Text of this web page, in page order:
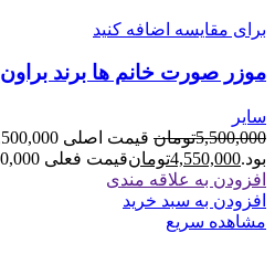
برای مقایسه اضافه کنید
موزر صورت خانم ها برند براون
سایر
5,500,000تومان
بود.4,550,000تومانقیمت فعلی 4,550,000تومان است.
افزودن به علاقه مندی
افزودن به سبد خرید
مشاهده سریع